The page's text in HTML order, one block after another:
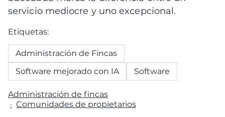
servicio mediocre y uno excepcional.
Etiquetas:
Administración de Fincas
Software mejorado con IA
Software
Administración de fincas
Comunidades de propietarios